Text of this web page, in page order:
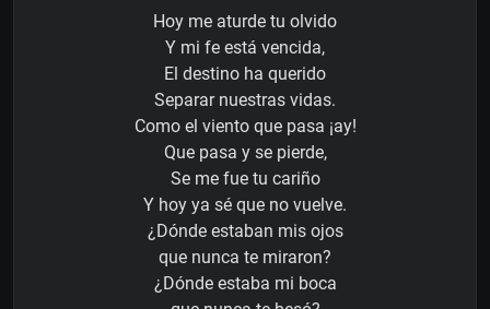
Hoy me aturde tu olvido
Y mi fe está vencida,
El destino ha querido
Separar nuestras vidas.
Como el viento que pasa ¡ay!
Que pasa y se pierde,
Se me fue tu cariño
Y hoy ya sé que no vuelve.
¿Dónde estaban mis ojos
que nunca te miraron?
¿Dónde estaba mi boca